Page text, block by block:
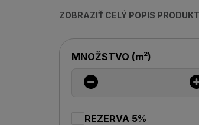
ZOBRAZIŤ CELÝ POPIS
MNOŽSTVO (m²)
REZERVA 5%